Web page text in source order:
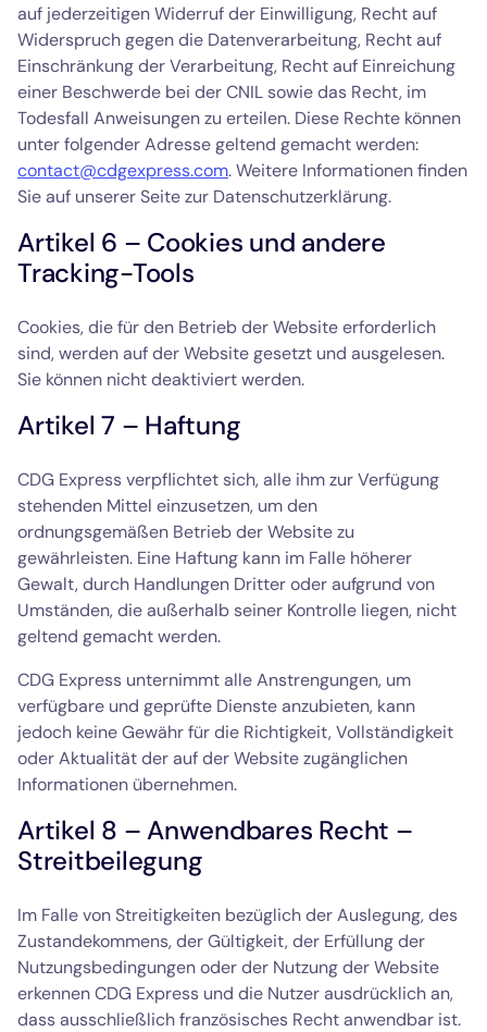
auf jederzeitigen Widerruf der Einwilligung, Recht auf
Widerspruch gegen die Datenverarbeitung, Recht auf
Einschränkung der Verarbeitung, Recht auf Einreichung
einer Beschwerde bei der CNIL sowie das Recht, im
Todesfall Anweisungen zu erteilen. Diese Rechte können
unter folgender Adresse geltend gemacht werden:
contact@cdgexpress.com. Weitere Informationen finden
Sie auf unserer Seite zur Datenschutzerklärung.
Artikel 6 – Cookies und andere
Tracking-Tools
Cookies, die für den Betrieb der Website erforderlich
sind, werden auf der Website gesetzt und ausgelesen.
Sie können nicht deaktiviert werden.
Artikel 7 – Haftung
CDG Express verpflichtet sich, alle ihm zur Verfügung
stehenden Mittel einzusetzen, um den
ordnungsgemäßen Betrieb der Website zu
gewährleisten. Eine Haftung kann im Falle höherer
Gewalt, durch Handlungen Dritter oder aufgrund von
Umständen, die außerhalb seiner Kontrolle liegen, nicht
geltend gemacht werden.
CDG Express unternimmt alle Anstrengungen, um
verfügbare und geprüfte Dienste anzubieten, kann
jedoch keine Gewähr für die Richtigkeit, Vollständigkeit
oder Aktualität der auf der Website zugänglichen
Informationen übernehmen.
Artikel 8 – Anwendbares Recht –
Streitbeilegung
Im Falle von Streitigkeiten bezüglich der Auslegung, des
Zustandekommens, der Gültigkeit, der Erfüllung der
Nutzungsbedingungen oder der Nutzung der Website
erkennen CDG Express und die Nutzer ausdrücklich an,
dass ausschließlich französisches Recht anwendbar ist.